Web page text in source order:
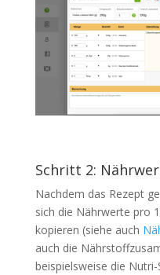
Schritt 2:
Nachdem das Rezept
sich die Nährwerte pro
kopieren (siehe auch
auch die
beispielsweise die